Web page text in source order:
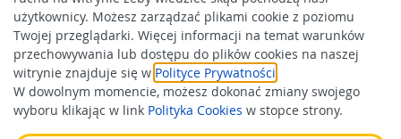
użytkownicy. Możesz zarządzać plikami cookie z poziomu
Twojej przeglądarki. Więcej informacji na temat warunków
przechowywania lub dostępu do plików cookies na naszej
witrynie znajduje się w Polityce Prywatności
W dowolnym momencie, możesz dokonać zmiany swojego
wyboru klikając w link Polityka Cookies w stopce strony.
administracyjnych.
Polityka Cookies
Odbiór zużytego sprzętu
Wspierają nas: